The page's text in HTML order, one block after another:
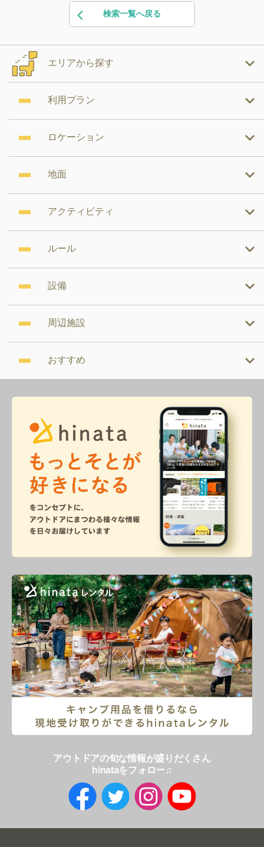
検索一覧へ戻る
エリアから探す
利用プラン
ロケーション
地面
アクティビティ
ルール
設備
周辺施設
おすすめ
アウトドアの旬な情報が盛りだくさん
hinataをフォロー♫